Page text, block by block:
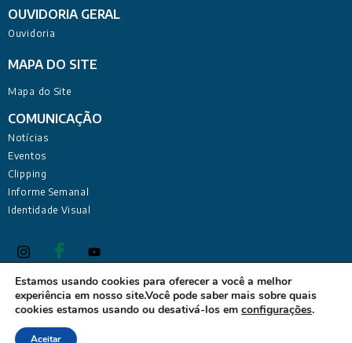
OUVIDORIA GERAL
Ouvidoria
MAPA DO SITE
Mapa do Site
COMUNICAÇÃO
Notícias
Eventos
Clipping
Informe Semanal
Identidade Visual
Defensoria Pública do Estado da Paraíba Sede Administrativa:
Rua Deputado Barreto Sobrinho, 168 - Tambiá, João Pessoa -
Estamos usando cookies para oferecer a você a melhor
experiência em nosso site.Você pode saber mais sobre quais
cookies estamos usando ou desativá-los em configurações.
Aceitar